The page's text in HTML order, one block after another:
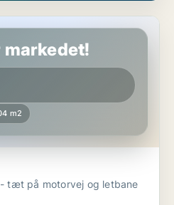
m2
tæt på motorvej og letbane